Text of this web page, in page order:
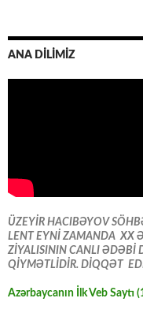
ANA DİLİMİZ
ÜZEYİR HACIBƏYOV
LENT EYNİ ZAMANDA XX
ZİYALISININ CANLI ƏDƏBİ
QİYMƏTLİDİR. DİQQƏT
Azərbaycanın İlk Veb Saytı